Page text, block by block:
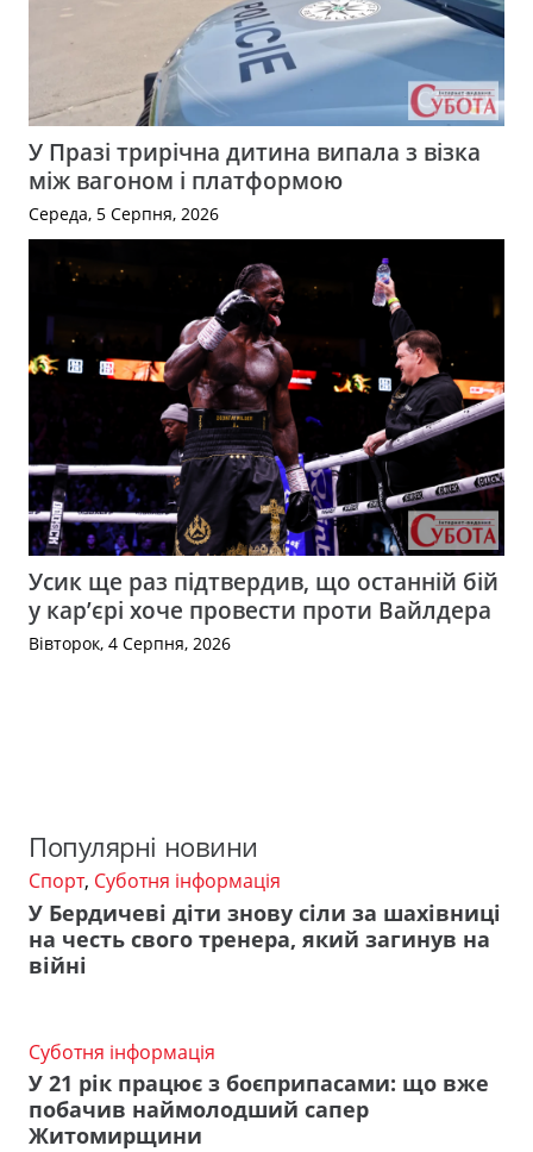
У Празі трирічна дитина випала з візка
між вагоном і платформою
Середа, 5 Серпня, 2026
Усик ще раз підтвердив, що останній бій
у кар’єрі хоче провести проти Вайлдера
Вівторок, 4 Серпня, 2026
Популярні новини
Спорт, Суботня інформація
У Бердичеві діти знову сіли за шахівниці
на честь свого тренера, який загинув на
війні
Суботня інформація
У 21 рік працює з боєприпасами: що вже
побачив наймолодший сапер
Житомирщини